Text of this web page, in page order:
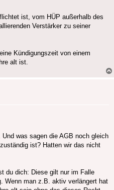
ist, vom HÜP außerhalb des
Verstärker zu seiner
Kündigungszeit von einem
alt ist.
was sagen die AGB noch gleich
ist? Hatten wir das nicht
du dich: Diese gilt nur im Falle
Wenn man z.B. aktiv verlängert hat